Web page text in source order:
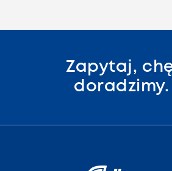
doradzimy.